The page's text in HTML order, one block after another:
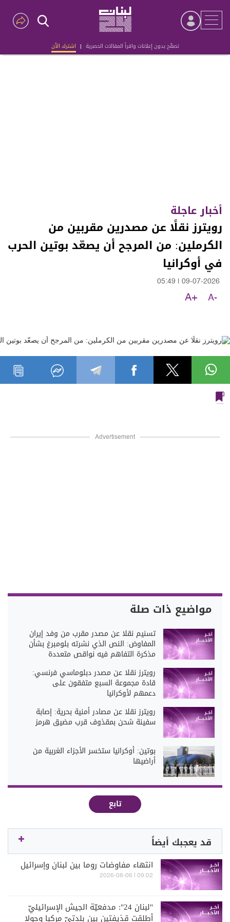
تصفّح بدون إعلانات واقرأ المقالات الحصرية | اشترك الآن
Advertisement
أخبار عاجلة
رويترز نقلًا عن مصدرين مقربين من
الكرملين: من المرجح أن يصعّد بوتين الحرب
في أوكرانيا
09-07-2026
05:49
A-
A+
Advertisement
مواضيع ذات صلة
تسنيم نقلا عن مصدر مقرب من وفد إيران
المفاوض: النص الذي نشرته بلومبرغ بشأن
مذكرة التفاهم فيه نواقص متعددة
رويترز نقلا عن مصدر دبلوماسي فرنسي:
قادة مجموعة السبع متفقون على
دعمهم لأوكرانيا
رويترز نقلا عن مصادر أمنية بحرية: إصابة
سفينة شحن بمقذوف قرب مضيق هرمز
بوتين: أوكرانيا ستخسر الأجزاء الغربية من
أراضيها
تابع
قد يعجبك أيضاً
انتهاء مفاوضات روما بين لبنان وإسرائيل
09:02 | 2026-08-06
"لبنان 24": مدفعيّة الجيش الإسرائيليّ
أطلقت قذيفتين بين بلدتيّ مركبا وحولا